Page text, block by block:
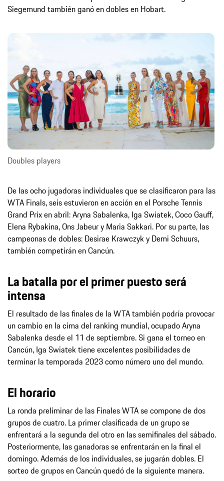
Siegemund también ganó en dobles en Hobart.
Doubles players
De las ocho jugadoras individuales que se clasificaron para las
WTA Finals, seis estuvieron en acción en el Porsche Tennis
Grand Prix en abril: Aryna Sabalenka, Iga Swiatek, Coco Gauff,
Elena Rybakina, Ons Jabeur y Maria Sakkari. Por su parte, las
campeonas de dobles: Desirae Krawczyk y Demi Schuurs,
también competirán en Cancún.
La batalla por el primer puesto será
intensa
El resultado de las finales de la WTA también podría provocar
un cambio en la cima del ranking mundial, ocupado Aryna
Sabalenka desde el 11 de septiembre. Si gana el torneo en
Cancún, Iga Swiatek tiene excelentes posibilidades de
terminar la temporada 2023 como número uno del mundo.
El horario
La ronda preliminar de las Finales WTA se compone de dos
grupos de cuatro. La primer clasificada de un grupo se
enfrentará a la segunda del otro en las semifinales del sábado.
Posteriormente, las ganadoras se enfrentarán en la final el
domingo. Además de los individuales, se jugarán dobles. El
sorteo de grupos en Cancún quedó de la siguiente manera.